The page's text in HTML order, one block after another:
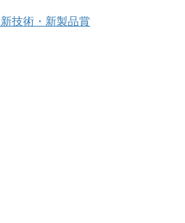
技術・新製品賞